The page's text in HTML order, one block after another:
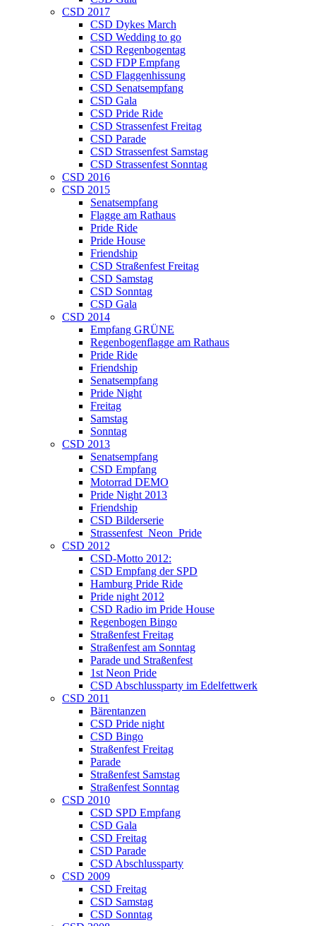
CSD 2017
CSD Dykes March
CSD Wedding to go
CSD Regenbogentag
CSD FDP Empfang
CSD Flaggenhissung
CSD Senatsempfang
CSD Gala
CSD Pride Ride
CSD Strassenfest Freitag
CSD Parade
CSD Strassenfest Samstag
CSD Strassenfest Sonntag
CSD 2016
CSD 2015
Senatsempfang
Flagge am Rathaus
Pride Ride
Pride House
Friendship
CSD Straßenfest Freitag
CSD Samstag
CSD Sonntag
CSD Gala
CSD 2014
Empfang GRÜNE
Regenbogenflagge am Rathaus
Pride Ride
Friendship
Senatsempfang
Pride Night
Freitag
Samstag
Sonntag
CSD 2013
Senatsempfang
CSD Empfang
Motorrad DEMO
Pride Night 2013
Friendship
CSD Bilderserie
Strassenfest_Neon_Pride
CSD 2012
CSD-Motto 2012:
CSD Empfang der SPD
Hamburg Pride Ride
Pride night 2012
CSD Radio im Pride House
Regenbogen Bingo
Straßenfest Freitag
Straßenfest am Sonntag
Parade und Straßenfest
1st Neon Pride
CSD Abschlussparty im Edelfettwerk
CSD 2011
Bärentanzen
CSD Pride night
CSD Bingo
Straßenfest Freitag
Parade
Straßenfest Samstag
Straßenfest Sonntag
CSD 2010
CSD SPD Empfang
CSD Gala
CSD Freitag
CSD Parade
CSD Abschlussparty
CSD 2009
CSD Freitag
CSD Samstag
CSD Sonntag